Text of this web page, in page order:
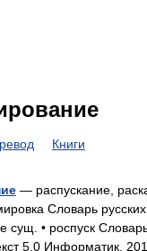
Книги
— распускание,
Словарь
сущ. • роспуск
5.0 Информатик.